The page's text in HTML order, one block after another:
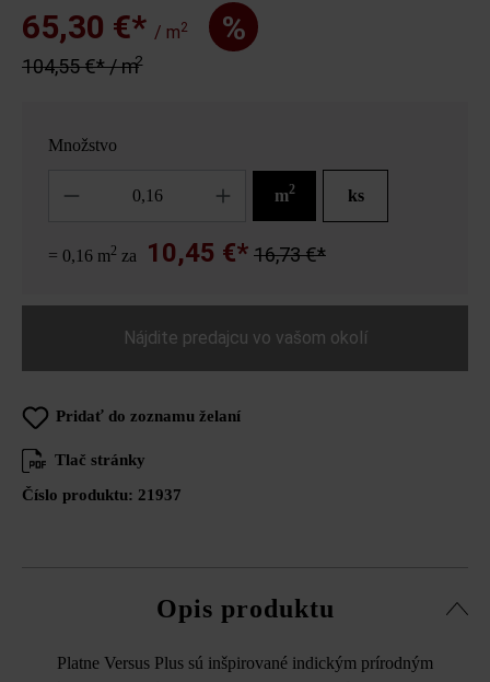
65,30 €* / m2 %
104,55 €* / m2
Množstvo
m2 ks
= 0,16 m2 za 10,45 €* 16,73 €*
Nájdite predajcu vo vašom okolí
Pridať do zoznamu želaní
Tlač stránky
Číslo produktu: 21937
Opis produktu
Platne Versus Plus sú inšpirované indickým prírodným